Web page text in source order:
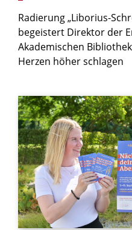
Radierung „Liborius-
begeistert Direktor der
Akademischen
Herzen höher schlagen